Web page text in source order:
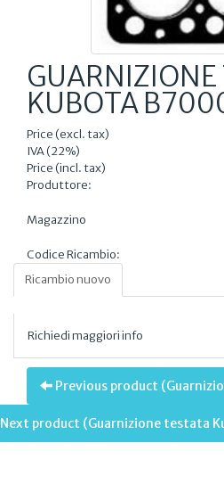
GUARNIZIONE
KUBOTA
Price (excl. tax)
IVA (22%)
Price (incl. tax)
Produttore:
Magazzino
Codice Ricambio:
Ricambio nuovo
Richiedi maggiori info
Previous product
Next product (Guarnizione testata